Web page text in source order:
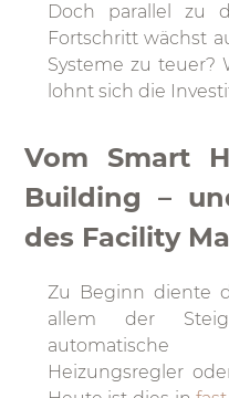
Doch parallel zu
Fortschritt wächst
Systeme zu teuer?
lohnt sich die
Vom Smart
Building –
des Facility
Zu Beginn diente
allem der
automatische
Heizungsregler